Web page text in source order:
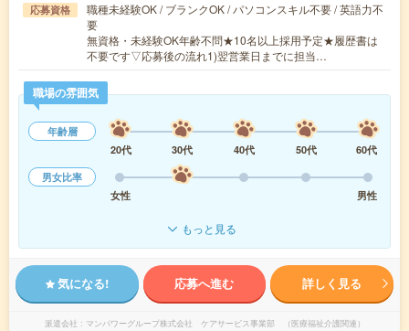
応募資格
職種未経験OK / ブランクOK / パソコンスキル不要 / 英語力不
要
無資格・未経験OK年齢不問★10名以上採用予定★履歴書は
不要です▽応募後の流れ1)翌営業日までに担当…
職場の雰囲気
年齢層
20代
30代 40代 50代
60代
男女比率
女性
男性
もっと見る
気になる! 応募へ進む 詳しく見る
派遣会社 マンパワーグループ株式会社 ケアサービス事業部 （医療福祉介護関連）